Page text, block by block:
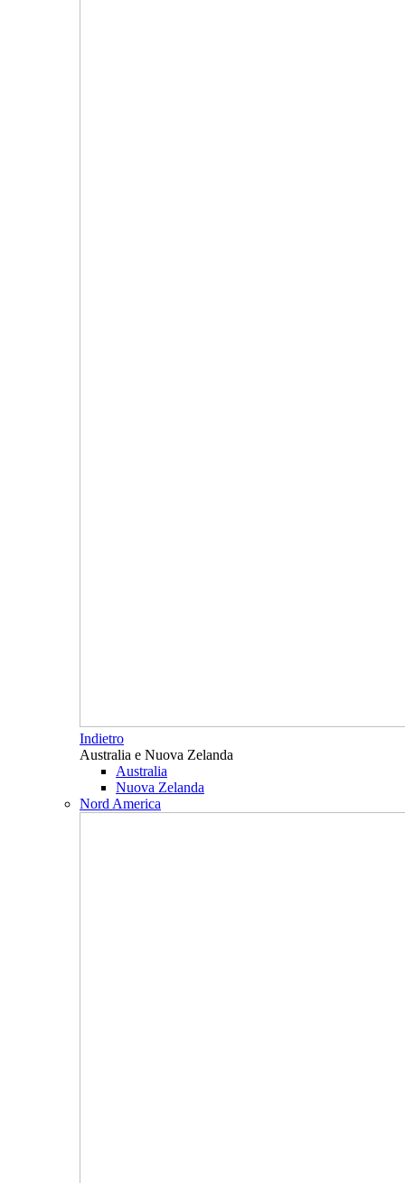
Indietro
Australia e Nuova Zelanda
Australia
Nuova Zelanda
Nord America